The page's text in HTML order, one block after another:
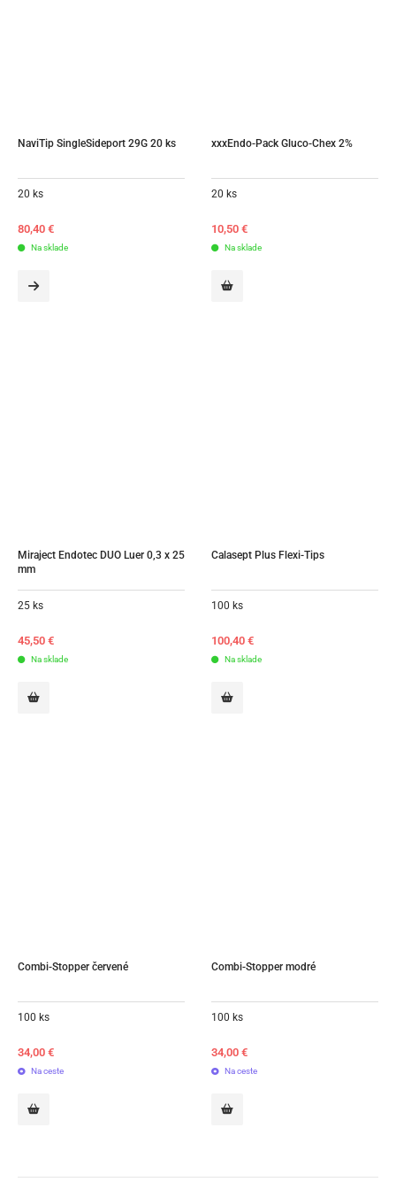
NaviTip SingleSideport 29G 20 ks
20 ks
80,40 €
Na sklade
xxxEndo-Pack Gluco-Chex 2%
20 ks
10,50 €
Na sklade
Miraject Endotec DUO Luer 0,3 x 25
mm
25 ks
45,50 €
Na sklade
Calasept Plus Flexi-Tips
100 ks
100,40 €
Na sklade
Combi-Stopper červené
100 ks
34,00 €
Na ceste
Combi-Stopper modré
100 ks
34,00 €
Na ceste